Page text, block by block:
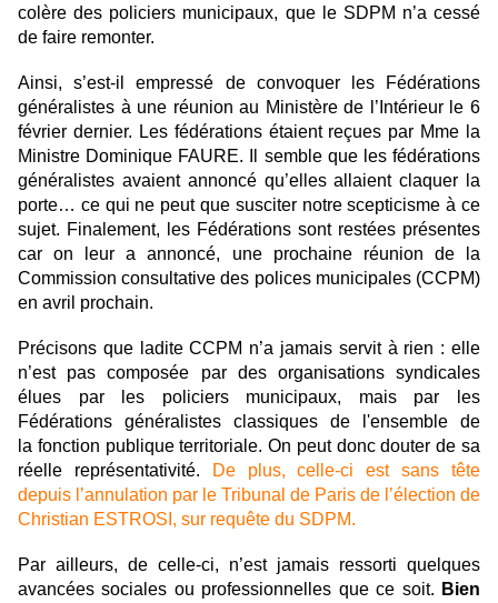
colère des policiers municipaux, que le SDPM n’a cessé
de faire remonter.
Ainsi, s’est-il empressé de convoquer les Fédérations
généralistes à une réunion au Ministère de l’Intérieur le 6
février dernier. Les fédérations étaient reçues par Mme la
Ministre Dominique FAURE. Il semble que les fédérations
généralistes avaient annoncé qu’elles allaient claquer la
porte… ce qui ne peut que susciter notre scepticisme à ce
sujet. Finalement, les Fédérations sont restées présentes
car on leur a annoncé, une prochaine réunion de
la
Commission consultative des polices municipales (CCPM)
en avril prochain.
Précisons que ladite CCPM n’a jamais servit à rien : elle
n’est pas composée par des organisations syndicales
élues par les policiers municipaux, mais par les
Fédérations généralistes classiques de l'ensemble de
la fonction publique territoriale. On peut donc douter de sa
réelle représentativité.
De plus, celle-ci est sans tête
depuis l’annulation par le Tribunal de Paris de l’élection de
Christian ESTROSI, sur requête du SDPM.
Par ailleurs, de celle-ci, n’est jamais ressorti quelques
avancées sociales ou professionnelles que ce soit. Bien